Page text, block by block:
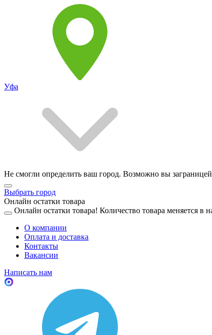
Уфа
Не смогли определить ваш город. Возможно вы
Выбрать город
Онлайн остатки товара
Онлайн остатки товара! Количество товара меняется в
О компании
Оплата и доставка
Контакты
Вакансии
Написать нам